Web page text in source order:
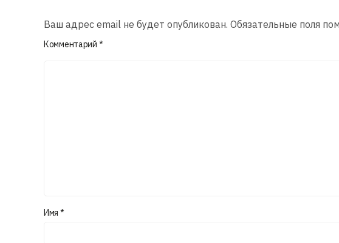
Ваш адрес email не будет опубликован. Обязательные поля
Комментарий *
Имя *